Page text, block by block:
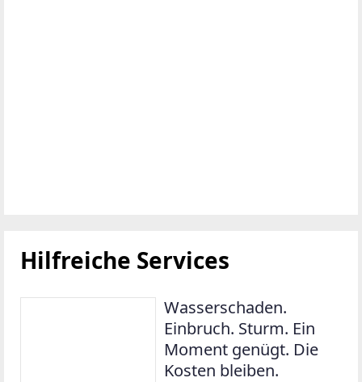
Hilfreiche Services
Wasserschaden.
Einbruch. Sturm. Ein
Moment genügt. Die
Kosten bleiben.